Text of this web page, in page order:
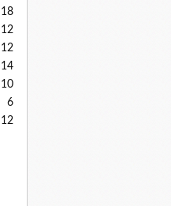
18
12
12
14
10
6
12